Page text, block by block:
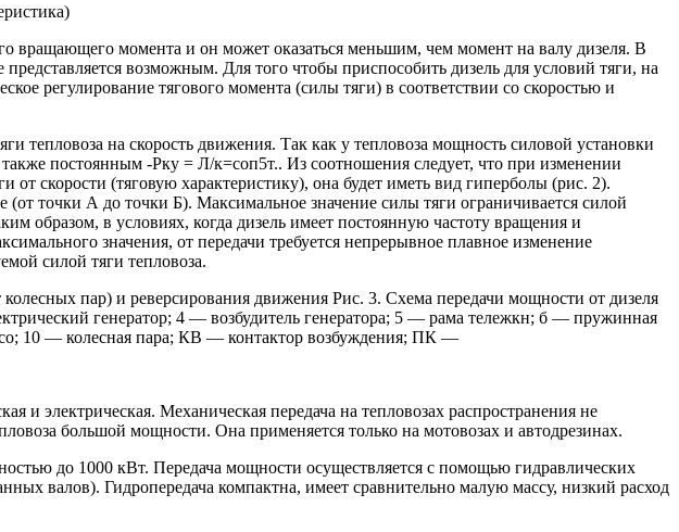
вращающего момента и он может оказаться меньшим, чем момент на валу дизеля. В
возможным. Для того чтобы приспособить дизель для условий тяги, на
регулирование тягового момента (силы тяги) в соответствии со скоростью и
тепловоза на скорость движения. Так как у тепловоза мощность силовой установки
постоянным -Рку = Л/к=соп5т.. Из соотношения следует, что при изменении
от скорости (тяговую характеристику), она будет иметь вид гиперболы (рис. 2).
точки А до точки Б). Максимальное значение силы тяги ограничивается силой
образом, в условиях, когда дизель имеет постоянную частоту вращения и
значения, от передачи требуется непрерывное плавное изменение
силой тяги тепловоза.
пар) и реверсирования движения Рис. 3. Схема передачи мощности от дизеля
генератор; 4 — возбудитель генератора; 5 — рама тележкн; б — пружинная
10 — колесная пара; КВ — контактор возбуждения; ПК —
и электрическая. Механическая передача на тепловозах распространения не
большой мощности. Она применяется только на мотовозах и автодрезинах.
до 1000 кВт. Передача мощности осуществляется с помощью гидравлических
валов). Гидропередача компактна, имеет сравнительно малую массу, низкий расход